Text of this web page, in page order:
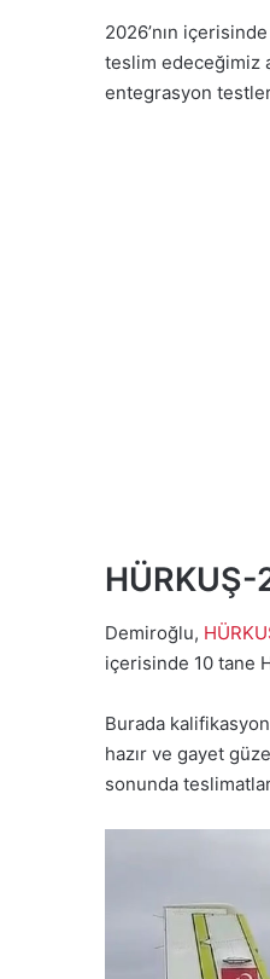
2026’nın
teslim edeceğimiz
entegrasyon
Demiroğlu,
içerisinde 10 tane
Burada
hazır ve gayet
sonunda